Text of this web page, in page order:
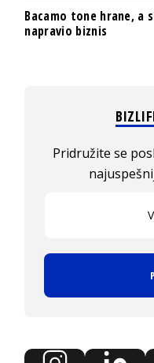
Bacamo tone hrane,
napravio biznis
Pridružite se